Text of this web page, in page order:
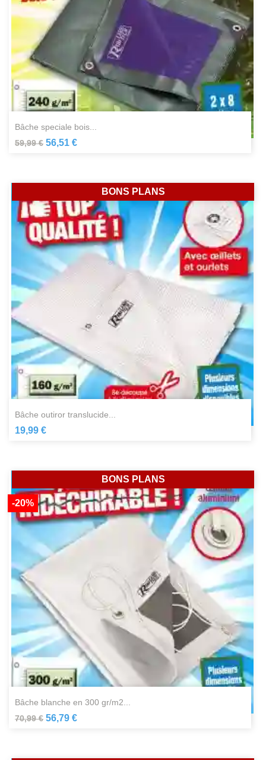
bâche speciale bois...
59,99 € 56,51 €
bâche outiror translucide...
19,99 €
BONS PLANS
bâche blanche en 300 gr/m2...
70,99 €
-20%
56,79 €
BONS PLANS